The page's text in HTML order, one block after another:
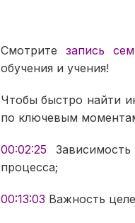
Смотрите запись
обучения и учения!
Чтобы быстро найти
по ключевым
00:02:25
процесса;
00:13:03 Важность